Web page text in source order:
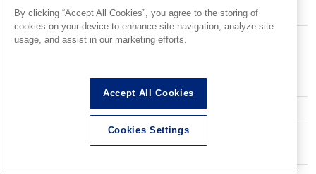
ボークス ホビースクエア秋葉原
101-0021
Googleマップ
03-5256-1990
平日 11：00～20：00
By clicking “Accept All Cookies”, you agree to the storing of
cookies on your device to enhance site navigation, analyze site
usage, and assist in our marketing efforts.
Accept All Cookies
Cookies Settings